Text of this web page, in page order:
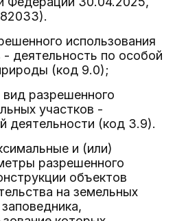
использования
деятельность по особой
(код 9.0);
разрешенного
участков -
деятельности (код 3.9).
и (или)
разрешенного
объектов
на земельных